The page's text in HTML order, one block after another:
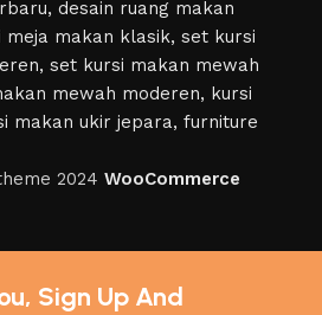
2024 WooCommerce
Sign Up And